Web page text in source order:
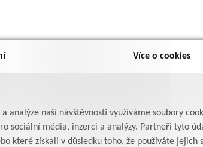
Více o cookies
analýze naší návštěvnosti využíváme soubory
sociální média, inzerci a analýzy. Partneři tyto
které získali v důsledku toho, že používáte jejich